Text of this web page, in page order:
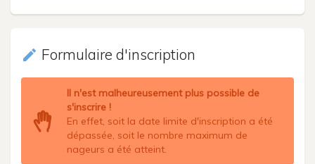
create Formulaire d'inscription
Il n'est malheureusement plus possible de
s'inscrire !
En effet, soit la date limite d'inscription a été
dépassée, soit le nombre maximum de
nageurs a été atteint.